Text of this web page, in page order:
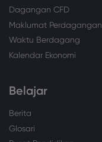
Dagangan CFD
Maklumat Perdagangan
Waktu Berdagang
Kalendar Ekonomi
Belajar
Berita
Glosari